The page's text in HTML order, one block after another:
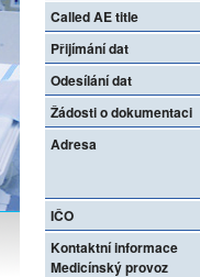
Called AE title
Přijímání dat
Odesílání dat
Žádosti o dokumentaci
Adresa
IČO
Kontaktní informace
Medicínský provoz